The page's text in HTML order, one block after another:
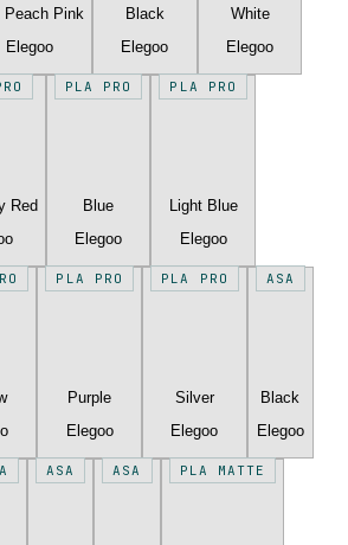
Peach Pink
Elegoo
Black
Elegoo
White
Elegoo
Red
PLA PRO
Blue
Elegoo
PLA PRO
Light Blue
Elegoo
PLA PRO
Purple
Elegoo
PLA PRO
Silver
Elegoo
ASA
Black
Elegoo
ASA ASA PLA MATTE